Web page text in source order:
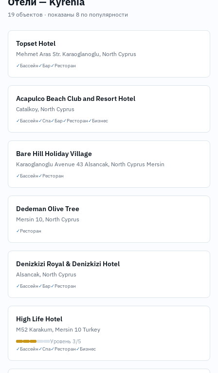
19 объектов · показаны 8 по популярности
Topset Hotel
Mehmet Aras Str. Karaoglanoglu, North Cyprus
✓Бассейн✓Бар✓Ресторан
Acapulco Beach Club and Resort Hotel
Catalkoy, North Cyprus
✓Бассейн✓Спа✓Бар✓Ресторан✓Бизнес
Bare Hill Holiday Village
Karaoglanoglu Avenue 43 Alsancak, North Cyprus Mersin
✓Бассейн✓Ресторан
Dedeman Olive Tree
Mersin 10, North Cyprus
✓Ресторан
Denizkizi Royal & Denizkizi Hotel
Alsancak, North Cyprus
✓Бассейн✓Бар✓Ресторан
High Life Hotel
M52 Karakum, Mersin 10 Turkey
Уровень 3/5
✓Бассейн✓Спа✓Ресторан✓Бизнес